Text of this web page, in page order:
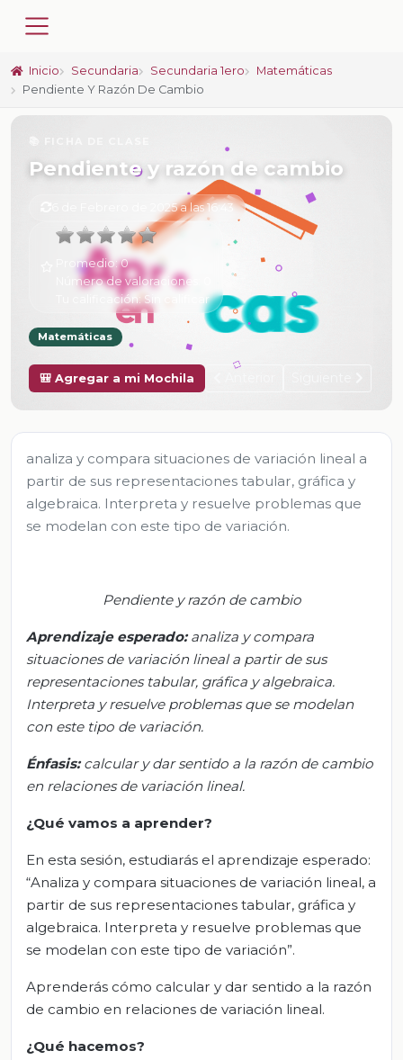
Inicio Secundaria Secundaria 1ero
Matemáticas
Pendiente Y Razón De Cambio
Pendiente y razón de cambio
6 de Febrero de 2025 a las 16:43
Promedio:0
Número de valoraciones:
Tu calificación:Sin calificar
Matemáticas
🎒 Agregar a mi Mochila
analiza y compara situaciones de variación lineal a
partir de sus representaciones tabular, gráfica y
algebraica. Interpreta y resuelve problemas que
se modelan con este tipo de variación.
Pendiente y razón de cambio
Aprendizaje esperado: analiza y compara
situaciones de variación lineal a partir de sus
representaciones tabular, gráfica y algebraica.
Interpreta y resuelve problemas que se modelan
con este tipo de variación.
Énfasis:calcular y dar sentido a la razón de cambio
en relaciones de variación lineal.
¿Qué vamos a aprender?
En esta sesión, estudiarás el aprendizaje esperado:
“Analiza y compara situaciones de variación lineal, a
partir de sus representaciones tabular, gráfica y
algebraica. Interpreta y resuelve problemas que
se modelan con este tipo de variación”.
Aprenderás cómo calcular y dar sentido a la razón
de cambio en relaciones de variación lineal.
¿Qué hacemos?